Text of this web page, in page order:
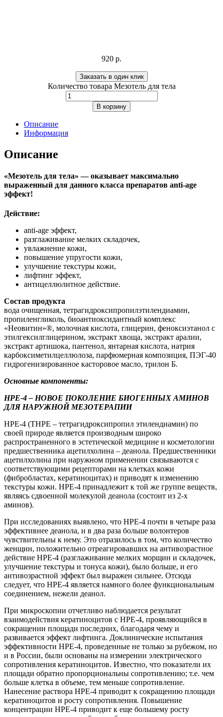
920 р.
Заказать в один клик
Количество товара Мезотель для тела
В корзину
Описание
Информация
Описание
«Мезотель для тела» — оказывает максимально
выраженный для данного класса препаратов anti-age
эффект!
Действие:
anti-age эффект,
разглаживание мелких складочек,
увлажнение кожи,
повышение упругости кожи,
улучшение текстуры кожи,
лифтинг эффект,
антицеллюлитное действие.
Состав продукта
вода очищенная, тетрагидроксипропилэтилендиамин,
пропиленгликоль, биоантиоксидантный комплекс
«Неовитин»®, молочная кислота, глицерин, феноксиэтанол с
этилгексилглицерином, экстракт хвоща, экстракт аралии,
экстракт артишока, пантенол, янтарная кислота, натрия
карбоксиметилцеллюлоза, парфюмерная композиция, ПЭГ-40
гидрогенизированное касторовое масло, трилон Б.
Основные компоненты:
НРЕ-4 – НОВОЕ ПОКОЛЕНИЕ БИОГЕННЫХ АМИНОВ
ДЛЯ НАРУЖНОЙ МЕЗОТЕРАПИИ
НРЕ-4 (ТНРЕ – тетрагидроксипропил этилендиамин) по
своей природе является производным широко
распространенного в эстетической медицине и косметологии
предшественника ацетилхолина – деанола. Предшественники
ацетилхолина при наружном применении связываются с
соответствующими рецепторами на клетках кожи
(фибробластах, кератиноцитах) и приводят к изменению
текстуры кожи. НРЕ-4 принадлежит к той же группе веществ,
являясь сдвоенной молекулой деанола (состоит из 2-х
аминов).
При исследованиях выявлено, что НРЕ-4 почти в четыре раза
эффективнее деанола, и в два раза больше волонтеров
чувствительны к нему. Это отразилось в том, что количество
женщин, положительно отреагировавших на антивозрастное
действие НРЕ-4 (разглаживание мелких морщин и складочек,
улучшение текстуры и тонуса кожи), было больше, и его
антивозрастной эффект был выражен сильнее. Отсюда
следует, что НРЕ-4 является намного более функциональным
соединением, нежели деанол.
При микроскопии отчетливо наблюдается результат
взаимодействия кератиноцитов с НРЕ-4, проявляющийся в
сокращении площади последних, благодаря чему и
развивается эффект лифтинга. Доклинические испытания
эффективности НРЕ-4, проведенные не только за рубежом, но
и в России, были основаны на измерении электрического
сопротивления кератиноцитов. Известно, что показатели их
площади обратно пропорциональны сопротивлению; т.е. чем
больше клетка в объеме, тем меньше сопротивление.
Нанесение раствора НРЕ-4 приводит к сокращению площади
кератиноцитов и росту сопротивления. Повышение
концентрации НРЕ-4 приводит к еще большему росту